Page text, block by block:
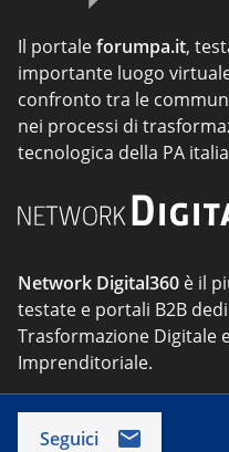
Il portaleforumpa.it,
importante luogo
confronto tra le
nei processi di
tecnologica della PA
Network Digital360 è il
testate e portali B2B
Trasformazione Digitale
Imprenditoriale.
Seguici